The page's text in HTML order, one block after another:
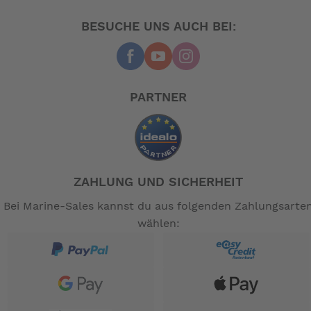
Freuen Sie sich auf beeindruckende Leistung ohne
erhöhten Kraftstoffverbrauch. Die elektronische
Kraftstoffeinspritzung PGM-FI optimiert beim
verringert den Verbrauch bei Reisegeschwindigkeit.
ELEGANTES, SCHLANKES DESIGN
Erscheinungsbild, passend zu jedem Bootstyp,
auf dem Wasser konzipiert. Die exakt gearbeiteten
Gehäuse spiegeln die Präzisionsarbeit unter der
was Ihr Boot bei voller Geschwindigkeit
BESUCHE UNS AUCH BEI:
PARTNER
ZAHLUNG UND SICHERHEIT
Bei Marine-Sales kannst du aus folgenden
wählen: